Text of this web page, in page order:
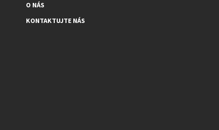
O NÁS
KONTAKTUJTE NÁS